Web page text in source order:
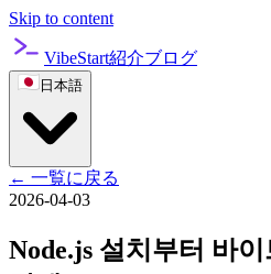
Skip to content
VibeStart紹介ブログ
日本語
← 一覧に戻る
2026-04-03
Node.js 설치부터 바